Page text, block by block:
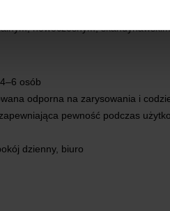
nowoczesnym,
osób
odporna na zarysowania i
pewność podczas
dzienny, biuro